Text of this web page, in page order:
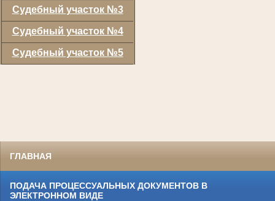
Судебный участок №3
Судебный участок №4
Судебный участок №5
ГЛАВНАЯ
ПОДАЧА ПРОЦЕССУАЛЬНЫХ ДОКУМЕНТОВ В
ЭЛЕКТРОННОМ ВИДЕ